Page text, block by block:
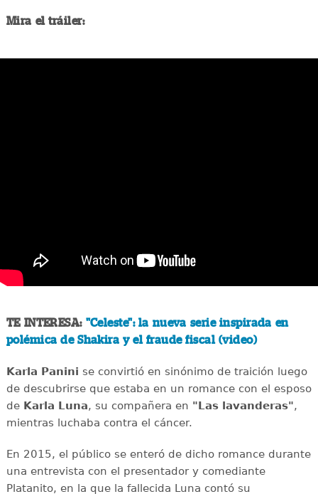
Mira el tráiler:
TE INTERESA: "Celeste": la nueva serie inspirada en
polémica de Shakira y el fraude fiscal (video)
Karla Panini se convirtió en sinónimo de traición luego
de descubrirse que estaba en un romance con el esposo
de Karla Luna, su compañera en "Las lavanderas",
mientras luchaba contra el cáncer.
En 2015, el público se enteró de dicho romance durante
una entrevista con el presentador y comediante
Platanito, en la que la fallecida Luna contó su